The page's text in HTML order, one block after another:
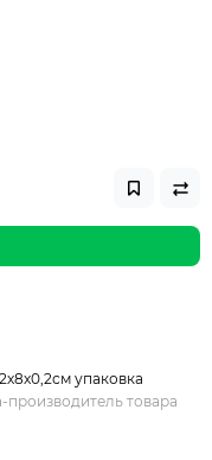
упаковка
производитель товара